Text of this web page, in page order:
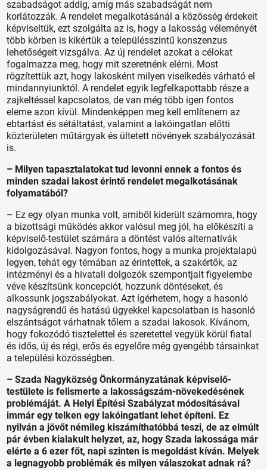
szabadságot addig, amíg más szabadságát nem
korlátozzák. A rendelet megalkotásánál a közösség érdekeit
képviseltük, ezt szolgálta az is, hogy a lakosság véleményét
több körben is kikértük a településszintű konszenzus
lehetőségeit vizsgálva. Az új rendelet azokat a célokat
fogalmazza meg, hogy mit szeretnénk elérni. Most
rögzítettük azt, hogy lakosként milyen viselkedés várható el
mindannyiunktól. A rendelet egyik legfelkapottabb része a
zajkeltéssel kapcsolatos, de van még több igen fontos
eleme azon kívül. Mindenképpen meg kell említenem az
ebtartást és sétáltatást, valamint a lakóingatlan előtti
közterületen műtárgyak és ültetett növények szabályozását
is.
– Milyen tapasztalatokat tud levonni ennek a fontos és
minden szadai lakost érintő rendelet megalkotásának
folyamatából?
– Ez egy olyan munka volt, amiből kiderült számomra, hogy
a bizottsági működés akkor valósul meg jól, ha előkészíti a
képviselő-testület számára a döntést valós alternatívák
kidolgozásával. Nagyon fontos, hogy a munka projektalapú
legyen, tehát egy témában az érintettek, a szakértők, az
intézményi és a hivatali dolgozók szempontjait figyelembe
véve készítsünk koncepciót, hozzunk döntéseket, és
alkossunk jogszabályokat. Azt ígérhetem, hogy a hasonló
nagyságrendű és hatású ügyekkel kapcsolatban is hasonló
elszántságot várhatnak tőlem a szadai lakosok. Kívánom,
hogy fokozódó tisztelettel és szeretettel vegyük körül fiatal
és idős, új és régi, erős és egyelőre még gyengébb társainkat
a települési közösségben.
– Szada Nagyközség Önkormányzatának képviselő-
testülete is felismerte a lakosságszám-növekedésének
problémáját. A Helyi Építési Szabályzat módosításával
immár egy telken egy lakóingatlant lehet építeni. Ez
nyilván a jövőt némileg kiszámíthatóbbá teszi, de az elmúlt
pár évben kialakult helyzet, az, hogy Szada lakossága már
elérte a 6 ezer főt, napi szinten is megoldást kíván. Melyek
a legnagyobb problémák és milyen válaszokat adnak rá?